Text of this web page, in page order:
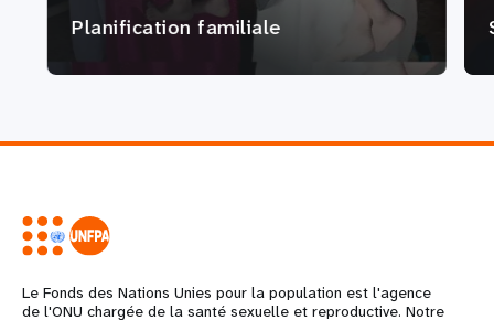
Planification familiale
Le Fonds des Nations Unies pour la population est l'agence
de l'ONU chargée de la santé sexuelle et reproductive. Notre